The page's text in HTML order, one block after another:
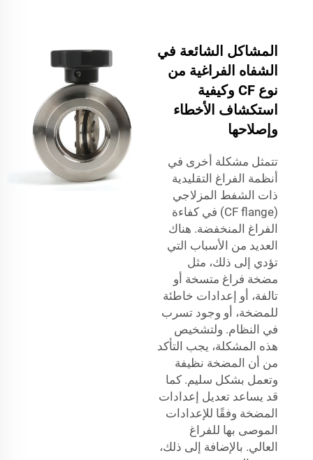
المشاكل الشائعة في
الشفاه الفراغية من
نوع CF وكيفية
استكشاف الأخطاء
وإصلاحها
تتمثل مشكلة أخرى في
أنظمة الفراغ التقليدية
ذات الشفط المزلاجي
(CF flange) في كفاءة
الفراغ المنخفضة. هناك
العديد من الأسباب التي
تؤدي إلى ذلك، مثل
مضخة فراغ متسخة أو
تالفة، أو إعدادات خاطئة
للمضخة، أو وجود تسرب
في النظام. ولتشخيص
هذه المشكلة، يجب التأكد
من أن المضخة نظيفة
وتعمل بشكل سليم. كما
قد يساعد تعديل إعدادات
المضخة وفقًا للإعدادات
الموصى بها للفراغ
العالي. بالإضافة إلى ذلك،